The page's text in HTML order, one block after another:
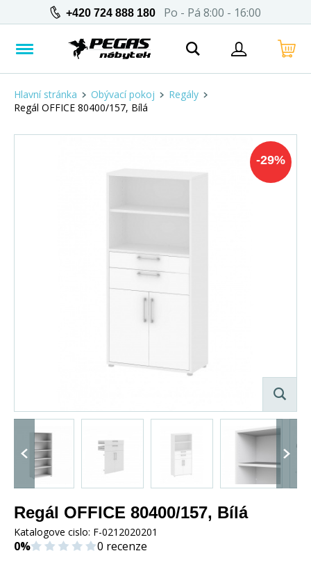
+420 724 888 180 Po - Pá 8:00 - 16:00
Hlavní stránka Obývací pokoj
Regály
Regál OFFICE 80400/157, Bílá
-29%
Regál OFFICE 80400/157, Bílá
Katalogove cislo: F-0212020201
0% 0 recenze